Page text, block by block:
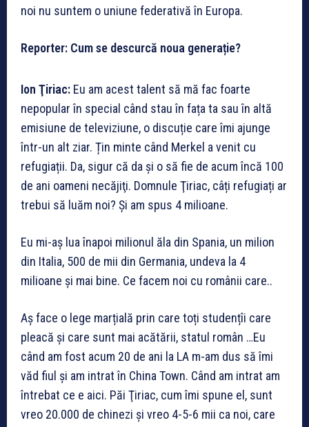
noi nu suntem o uniune federativă în Europa.
Reporter: Cum se descurcă noua generație?
Ion Ţiriac: Eu am acest talent să mă fac foarte
nepopular în special când stau în fața ta sau în altă
emisiune de televiziune, o discuție care îmi ajunge
într-un alt ziar. Țin minte când Merkel a venit cu
refugiații. Da, sigur că da și o să fie de acum încă 100
de ani oameni necăjiţi. Domnule Ţiriac, câți refugiați ar
trebui să luăm noi? Și am spus 4 milioane.
Eu mi-aș lua înapoi milionul ăla din Spania, un milion
din Italia, 500 de mii din Germania, undeva la 4
milioane și mai bine. Ce facem noi cu românii care..
Aș face o lege marțială prin care toți studențîi care
pleacă și care sunt mai acătării, statul român …Eu
când am fost acum 20 de ani la LA m-am dus să îmi
văd fiul și am intrat în China Town. Când am intrat am
întrebat ce e aici. Păi Ţiriac, cum îmi spune el, sunt
vreo 20.000 de chinezi și vreo 4-5-6 mii ca noi, care